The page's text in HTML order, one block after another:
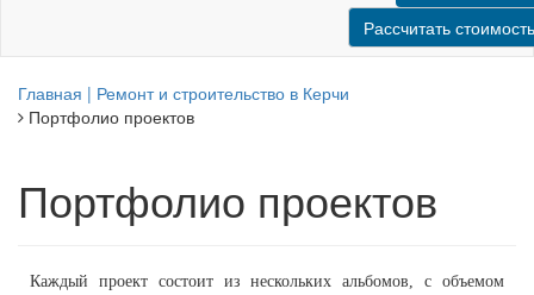
Рассчитать стоимость
Главная | Ремонт и строительство в Керчи
Портфолио проектов
Портфолио проектов
Каждый проект состоит из нескольких альбомов, с объемом